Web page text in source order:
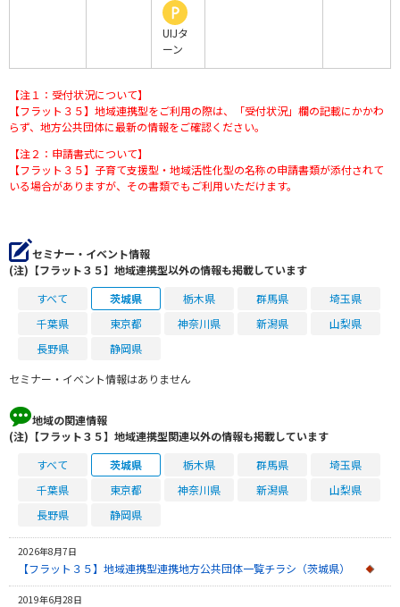
UIJタ
ーン
【注１：受付状況について】
【フラット３５】地域連携型をご利用の際は、「受付状況」欄の記載にかかわ
らず、地方公共団体に最新の情報をご確認ください。
【注２：申請書式について】
【フラット３５】子育て支援型・地域活性化型の名称の申請書類が添付されて
いる場合がありますが、その書類でもご利用いただけます。
セミナー・イベント情報
(注)【フラット３５】地域連携型以外の情報も掲載しています
すべて
茨城県 栃木県 群馬県
埼玉県
千葉県
東京都 神奈川県 新潟県
山梨県
長野県
静岡県
セミナー・イベント情報はありません
地域の関連情報
(注)【フラット３５】地域連携型関連以外の情報も掲載しています
すべて
茨城県 栃木県 群馬県
埼玉県
千葉県
東京都 神奈川県 新潟県
山梨県
長野県
静岡県
2026年8月7日
【フラット３５】地域連携型連携地方公共団体一覧チラシ（茨城県）
2019年6月28日